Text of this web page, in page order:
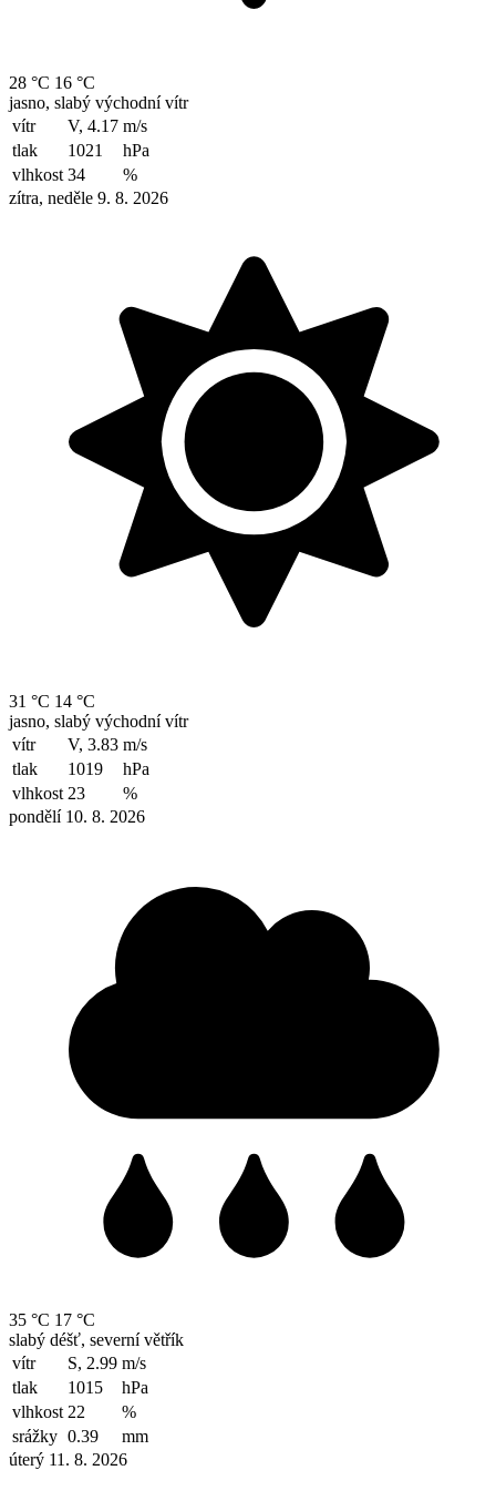
28 °C 16 °C
jasno, slabý východní vítr
vítr
V, 4.17 m/s
tlak
1021
hPa
vlhkost 34
%
zítra, neděle 9. 8. 2026
31 °C 14 °C
jasno, slabý východní vítr
vítr
V, 3.83 m/s
tlak
1019
hPa
vlhkost 23
%
pondělí 10. 8. 2026
35 °C 17 °C
slabý déšť, severní větřík
vítr
S, 2.99 m/s
tlak
1015
hPa
vlhkost 22
%
srážky 0.39
mm
úterý 11. 8. 2026